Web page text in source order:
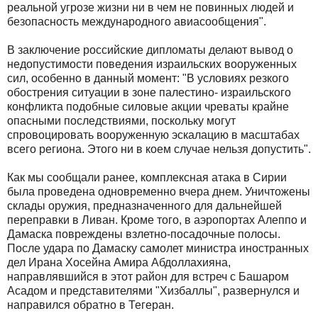
реальной угрозе жизни ни в чем не повинных людей и
безопасность международного авиасообщения".
В заключение российские дипломаты делают вывод о
недопустимости поведения израильских вооруженных
сил, особенно в данный момент: "В условиях резкого
обострения ситуации в зоне палестино- израильского
конфликта подобные силовые акции чреваты крайне
опасными последствиями, поскольку могут
спровоцировать вооруженную эскалацию в масштабах
всего региона. Этого ни в коем случае нельзя допустить".
Как мы сообщали ранее, комплексная атака в Сирии
была проведена одновременно вчера днем. Уничтожены
склады оружия, предназначенного для дальнейшей
переправки в Ливан. Кроме того, в аэропортах Алеппо и
Дамаска повреждены взлетно-посадочные полосы.
После удара по Дамаску самолет министра иностранных
дел Ирана Хосейна Амира Абдоллахияна,
направлявшийся в этот район для встреч с Башаром
Асадом и представителями "Хизбаллы", развернулся и
направился обратно в Тегеран.